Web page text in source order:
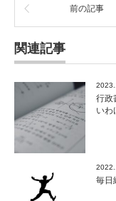
前の記事
関連記事
行政
いわ
毎日